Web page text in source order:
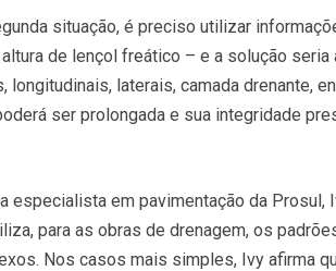
situação, é preciso utilizar
de lençol freático – e a solução
longitudinais, laterais, camada drenante,
ser prolongada e sua integridade
especialista em pavimentação da Prosul,
para as obras de drenagem, os
Nos casos mais simples, Ivy afirma